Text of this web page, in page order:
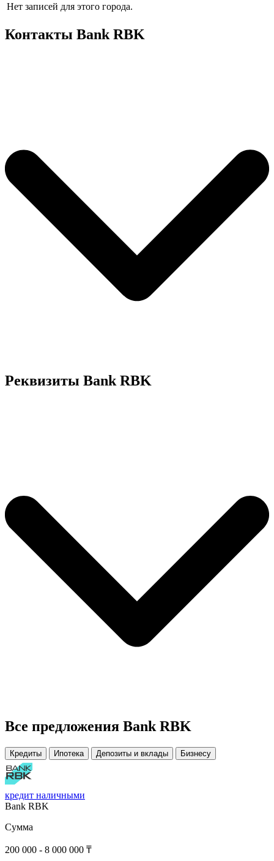
Нет записей для этого города.
Контакты Bank RBK
Реквизиты Bank RBK
Все предложения Bank RBK
Кредиты Ипотека Депозиты и вклады Бизнесу
кредит наличными
Bank RBK
Сумма
200 000 - 8 000 000 ₸